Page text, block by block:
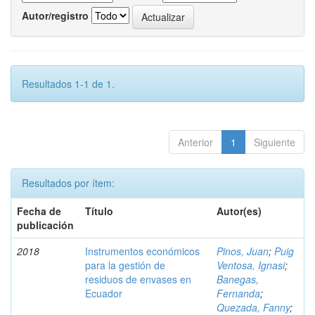
Autor/registro
Resultados 1-1 de 1.
Anterior 1 Siguiente
Resultados por ítem:
Fecha de
publicación
Título Autor(es)
2018
Instrumentos económicos
para la gestión de
residuos de envases en
Ecuador
Pinos, Juan; Puig
Ventosa, Ignasi;
Banegas,
Fernanda;
Quezada, Fanny;